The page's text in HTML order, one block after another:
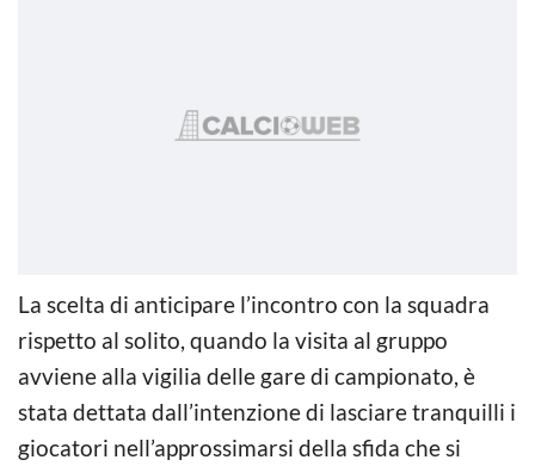
La scelta di anticipare l’incontro con la squadra
rispetto al solito, quando la visita al gruppo
avviene alla vigilia delle gare di campionato, è
stata dettata dall’intenzione di lasciare tranquilli i
giocatori nell’approssimarsi della sfida che si